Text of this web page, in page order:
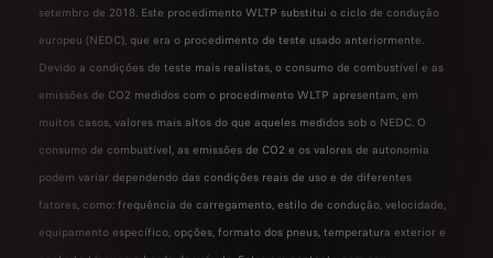
setembro de 2018. Este procedimento WLTP substitui o ciclo de condução
europeu (NEDC), que era o procedimento de teste usado anteriormente.
Devido a condições de teste mais realistas, o consumo de combustível e as
emissões de CO2 medidos com o procedimento WLTP apresentam, em
muitos casos, valores mais altos do que aqueles medidos sob o NEDC. O
consumo de combustível, as emissões de CO2 e os valores de autonomia
podem variar dependendo das condições reais de uso e de diferentes
fatores, como: frequência de carregamento, estilo de condução, velocidade,
equipamento específico, opções, formato dos pneus, temperatura exterior e